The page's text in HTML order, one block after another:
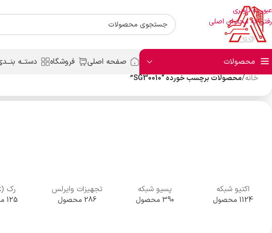
عبور به ناوبری
رفتن به محتوای اصلی
محصولات صفحه اصلی فروشگاه دستــه
خانه/محصولات برچسب خورده “SG30010”
اکتیو شبکه
1124 محصول
پسیو شبکه
390 محصول
تجهیزات وایرلس
286 محصول
رک (Rack)
125 محصول